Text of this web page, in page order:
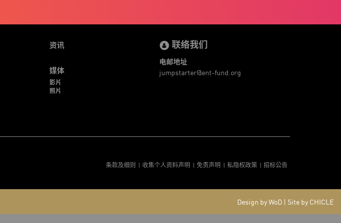
资讯
媒体
影片
照片
联络我们
电邮地址
jumpstarter@ent-fund.org
条款及细则 收集个人资料声明 免责声明 私隐权政策 招标公告
Design by WoD | Site by CHICLE